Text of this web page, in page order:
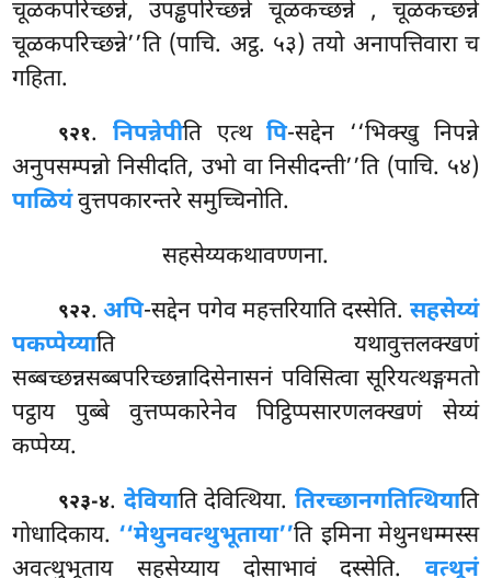
चूळकपरिच्छन्ने, उपड्ढपरिच्छन्ने चूळकच्छन्ने , चूळकच्छन्ने
चूळकपरिच्छन्ने’’ति (पाचि. अट्ठ. ५३) तयो अनापत्तिवारा च
गहिता.
९२१. निपन्नेपीति एत्थपि-सद्देन ‘‘भिक्खु निपन्ने
अनुपसम्पन्नो निसीदति, उभो वा निसीदन्ती’’ति (पाचि. ५४)
पाळियंवुत्तपकारन्तरे समुच्चिनोति.
सहसेय्यकथावण्णना.
९२२.अपि-सद्देन पगेव महत्तरियाति दस्सेति. सहसेय्यं
पकप्पेय्याति यथावुत्तलक्खणं
सब्बच्छन्नसब्बपरिच्छन्नादिसेनासनं पविसित्वा सूरियत्थङ्गमतो
पट्ठाय पुब्बे वुत्तप्पकारेनेव पिट्ठिप्पसारणलक्खणं सेय्यं
कप्पेय्य.
९२३-४. देवियाति देवित्थिया. तिरच्छानगतित्थियाति
गोधादिकाय. ‘‘मेथुनवत्थुभूताया’’ति इमिना मेथुनधम्मस्स
अवत्थुभूताय सहसेय्याय दोसाभावं दस्सेति. वत्थूनं